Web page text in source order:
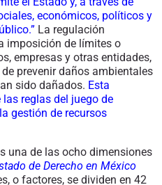
económicos, políticos y
La regulación
imposición de límites o
empresas y otras entidades,
prevenir daños ambientales
sido dañados. Esta
reglas del juego de
gestión de recursos
una de las ocho dimensiones
de Derecho en México
o factores, se dividen en 42